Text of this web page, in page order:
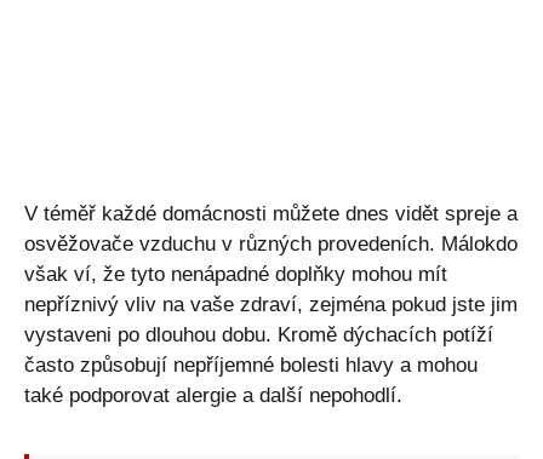
V téměř každé domácnosti můžete dnes vidět spreje a
osvěžovače vzduchu v různých provedeních. Málokdo
však ví, že tyto nenápadné doplňky mohou mít
nepříznivý vliv na vaše zdraví, zejména pokud jste jim
vystaveni po dlouhou dobu. Kromě dýchacích potíží
často způsobují nepříjemné bolesti hlavy a mohou
také podporovat alergie a další nepohodlí.